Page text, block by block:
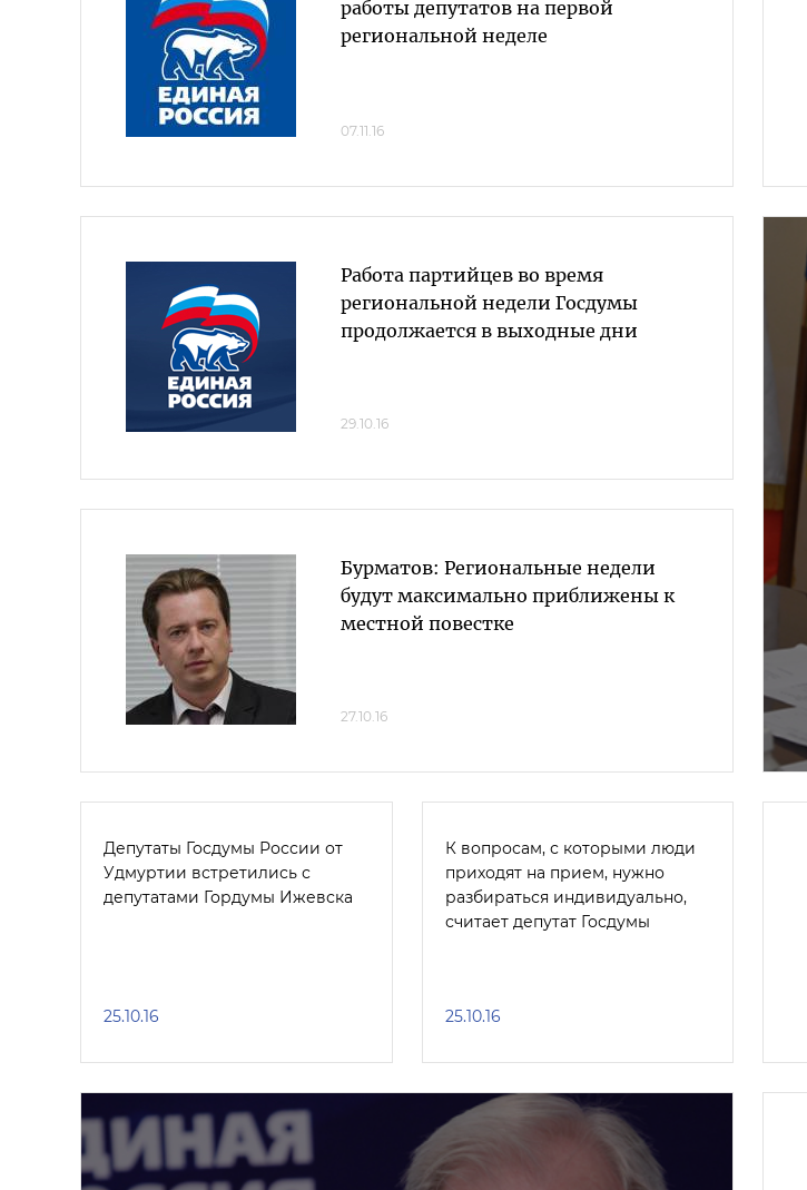
работы депутатов на первой
региональной неделе
07.11.16
Работа партийцев во время
региональной недели Госдумы
продолжается в выходные дни
29.10.16
Бурматов: Региональные недели
будут максимально приближены к
местной повестке
27.10.16
Депутаты Госдумы России от
Удмуртии встретились с
депутатами Гордумы Ижевска
25.10.16
К вопросам, с которыми люди
приходят на прием, нужно
разбираться индивидуально,
считает депутат Госдумы
25.10.16